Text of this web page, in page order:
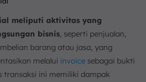
meliputi aktivitas yang
bisnis , seperti penjualan,
barang atau jasa, yang
melalui invoice sebagai bukti
transaksi ini memiliki dampak